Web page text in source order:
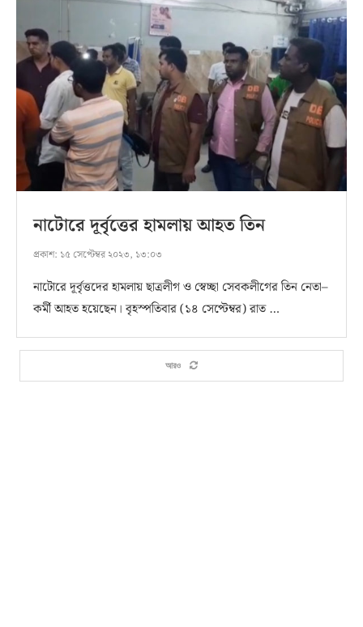
নাটোরে দূর্বৃত্তের হামলায় আহত তিন
প্রকাশ: ১৫ সেপ্টেম্বর ২০২৩, ১৩:০৩
নাটোরে দূর্বৃত্তদের হামলায় ছাত্রলীগ ও স্বেচ্ছা সেবকলীগের তিন নেতা–
কর্মী আহত হয়েছেন। বৃহস্পতিবার (১৪ সেপ্টেম্বর) রাত …
আরও